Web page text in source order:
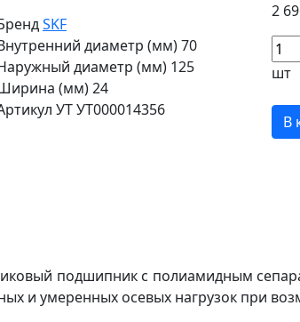
SKF
диаметр (мм)70
диаметр (мм) 125
(мм)24
УТУТ000014356
2
шт
В
подшипник с полиамидным
и умеренных осевых нагрузок при